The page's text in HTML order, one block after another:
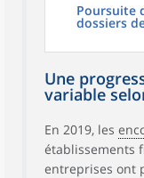
Poursuite
dossiers
Une
variable
En 2019, les
établissements
entreprises ont